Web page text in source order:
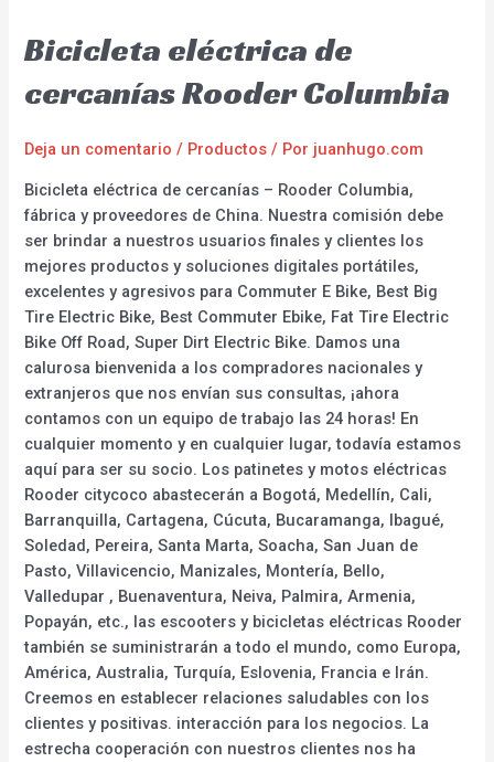
Bicicleta eléctrica de
cercanías Rooder Columbia
Deja un comentario / Productos / Por juanhugo.com
Bicicleta eléctrica de cercanías – Rooder Columbia,
fábrica y proveedores de China. Nuestra comisión debe
ser brindar a nuestros usuarios finales y clientes los
mejores productos y soluciones digitales portátiles,
excelentes y agresivos para Commuter E Bike, Best Big
Tire Electric Bike, Best Commuter Ebike, Fat Tire Electric
Bike Off Road, Super Dirt Electric Bike. Damos una
calurosa bienvenida a los compradores nacionales y
extranjeros que nos envían sus consultas, ¡ahora
contamos con un equipo de trabajo las 24 horas! En
cualquier momento y en cualquier lugar, todavía estamos
aquí para ser su socio. Los patinetes y motos eléctricas
Rooder citycoco abastecerán a Bogotá, Medellín, Cali,
Barranquilla, Cartagena, Cúcuta, Bucaramanga, Ibagué,
Soledad, Pereira, Santa Marta, Soacha, San Juan de
Pasto, Villavicencio, Manizales, Montería, Bello,
Valledupar , Buenaventura, Neiva, Palmira, Armenia,
Popayán, etc., las escooters y bicicletas eléctricas Rooder
también se suministrarán a todo el mundo, como Europa,
América, Australia, Turquía, Eslovenia, Francia e Irán.
Creemos en establecer relaciones saludables con los
clientes y positivas. interacción para los negocios. La
estrecha cooperación con nuestros clientes nos ha